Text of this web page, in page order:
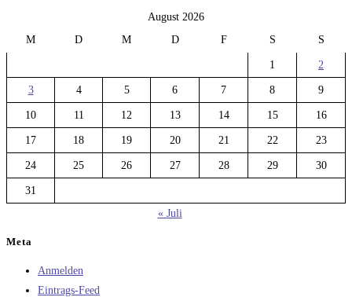
August 2026
M
D M D F S S
1 2
3 4 5 6 7 8 9
10 11 12 13 14 15 16
17 18 19 20 21 22 23
24 25 26 27 28 29 30
31
« Juli
Meta
Anmelden
Eintrags-Feed